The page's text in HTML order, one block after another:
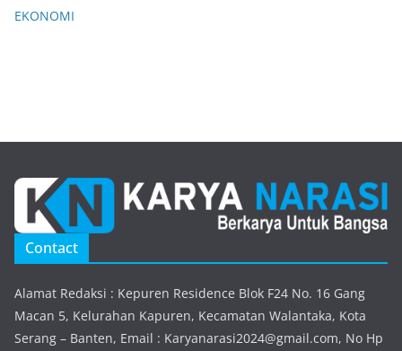
EKONOMI
Contact
Alamat Redaksi : Kepuren Residence Blok F24 No. 16 Gang
Macan 5, Kelurahan Kapuren, Kecamatan Walantaka, Kota
Serang – Banten, Email : Karyanarasi2024@gmail.com, No Hp